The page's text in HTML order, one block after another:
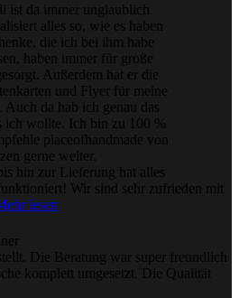
ist da immer unglaublich
alles so, wie es haben
die ich bei ihm habe
haben immer für große
Außerdem hat er die
und Flyer für meine
Auch da hab ich genau das
ich wollte. Ich bin zu 100 %
placeofhandmade von
gerne weiter.
hin zur Lieferung hat alles
Wir sind sehr zufrieden mit
lesen
Die Beratung war super freundlich
komplett umgesetzt. Die Qualität